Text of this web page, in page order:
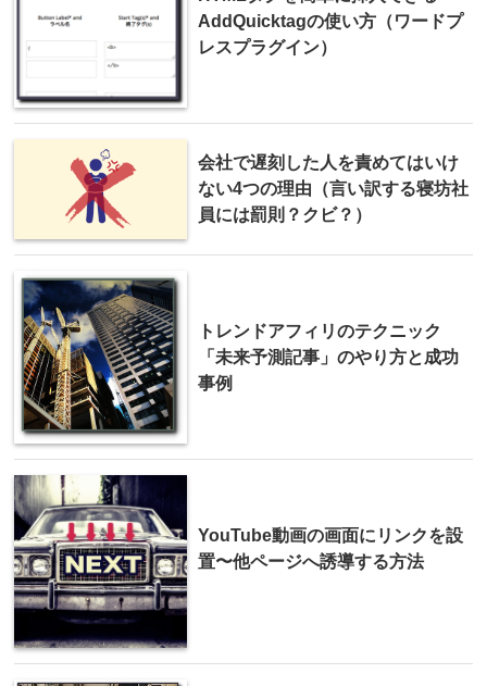
AddQuicktagの使い方（ワードプ
レスプラグイン）
会社で遅刻した人を責めてはいけ
ない4つの理由（言い訳する寝坊社
員には罰則？クビ？）
トレンドアフィリのテクニック
「未来予測記事」のやり方と成功
事例
YouTube動画の画面にリンクを設
置〜他ページへ誘導する方法